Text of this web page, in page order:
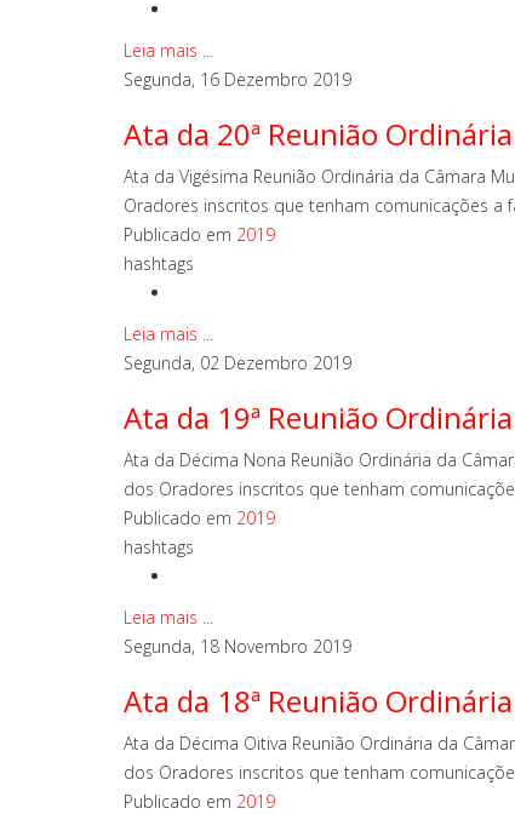
Leia mais ...
Segunda, 16 Dezembro 2019
Ata da 20ª Reunião Ordinária
Ata da Vigésima Reunião Ordinária da Câmara
Oradores inscritos que tenham comunicações a
Publicado em 2019
hashtags
Leia mais ...
Segunda, 02 Dezembro 2019
Ata da 19ª Reunião Ordinária
Ata da Décima Nona Reunião Ordinária da
dos Oradores inscritos que tenham
Publicado em 2019
hashtags
Leia mais ...
Segunda, 18 Novembro 2019
Ata da 18ª Reunião Ordinária
Ata da Décima Oitiva Reunião Ordinária da
dos Oradores inscritos que tenham
Publicado em 2019